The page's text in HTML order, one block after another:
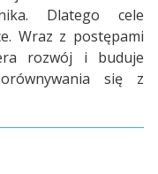
Dlatego cele
Wraz z postępami
rozwój i buduje
się z